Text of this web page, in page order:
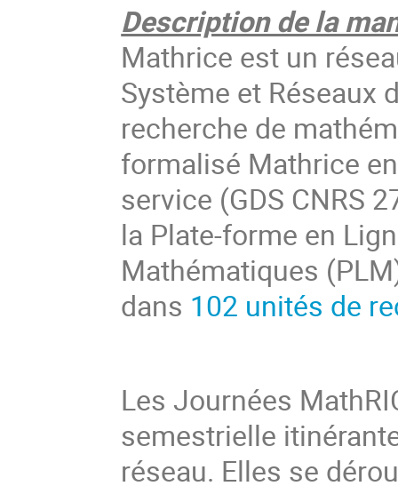
Description de la
Mathrice est un
Système et Réseaux
recherche de
formalisé Mathrice
service (GDS CNRS
la Plate-forme en
Mathématiques
dans 102 unités de
Les Journées
semestrielle
réseau. Elles se